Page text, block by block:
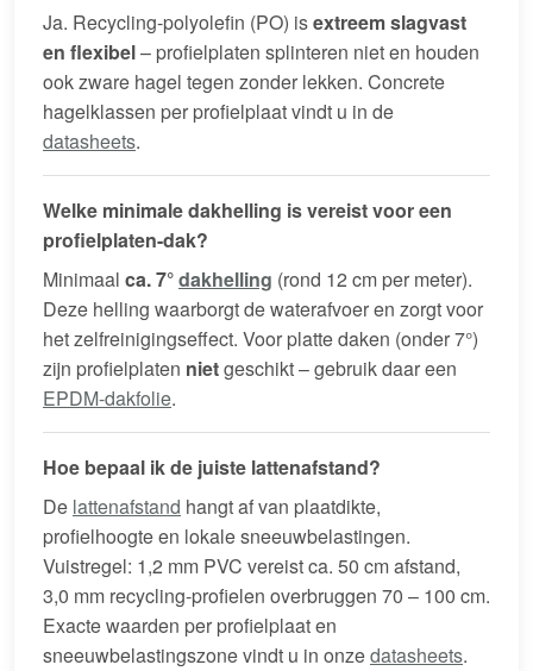
Ja. Recycling-polyolefin (PO) isextreem slagvast
en flexibel– profielplaten splinteren niet en houden
ook zware hagel tegen zonder lekken. Concrete
hagelklassen per profielplaat vindt u in de
datasheets.
Welke minimale dakhelling is vereist voor een
profielplaten-dak?
Minimaal ca. 7°dakhelling (rond 12 cm per meter).
Deze helling waarborgt de waterafvoer en zorgt voor
het zelfreinigingseffect. Voor platte daken (onder 7°)
zijn profielplaten nietgeschikt – gebruik daar een
EPDM-dakfolie.
Hoe bepaal ik de juiste lattenafstand?
De lattenafstand hangt af van plaatdikte,
profielhoogte en lokale sneeuwbelastingen.
Vuistregel: 1,2 mm PVC vereist ca. 50 cm afstand,
3,0 mm recycling-profielen overbruggen 70 – 100 cm.
Exacte waarden per profielplaat en
sneeuwbelastingszone vindt u in onzedatasheets.